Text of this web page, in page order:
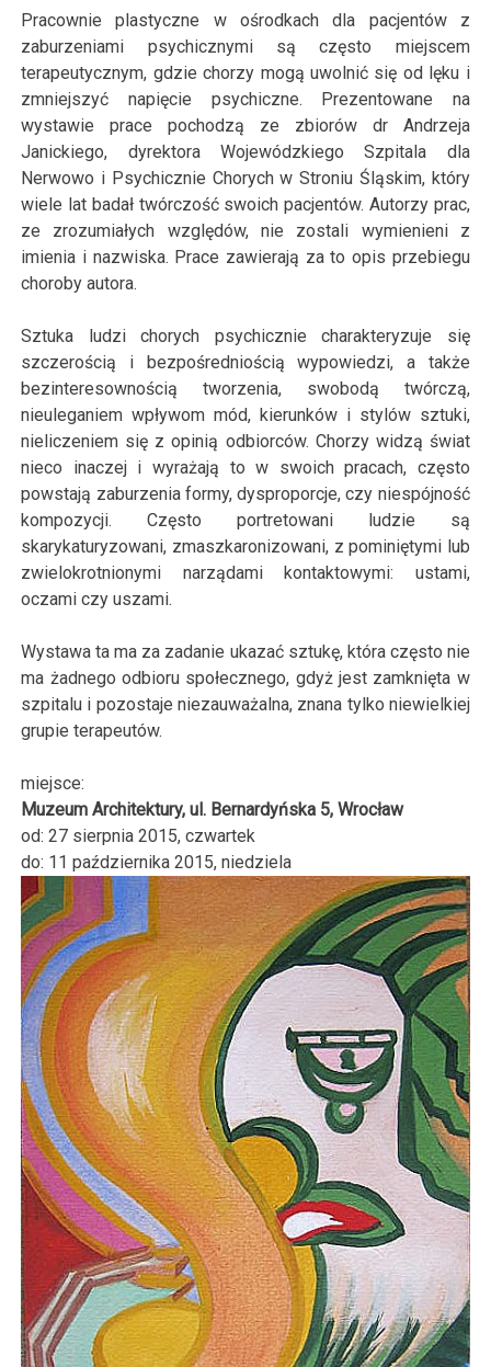
Pracownie plastyczne w ośrodkach dla pacjentów z
zaburzeniami psychicznymi są często miejscem
terapeutycznym, gdzie chorzy mogą uwolnić się od lęku i
zmniejszyć napięcie psychiczne. Prezentowane na
wystawie prace pochodzą ze zbiorów dr Andrzeja
Janickiego, dyrektora Wojewódzkiego Szpitala dla
Nerwowo i Psychicznie Chorych w Stroniu Śląskim, który
wiele lat badał twórczość swoich pacjentów. Autorzy prac,
ze zrozumiałych względów, nie zostali wymienieni z
imienia i nazwiska. Prace zawierają za to opis przebiegu
choroby autora.
Sztuka ludzi chorych psychicznie charakteryzuje się
szczerością i bezpośredniością wypowiedzi, a także
bezinteresownością tworzenia, swobodą twórczą,
nieuleganiem wpływom mód, kierunków i stylów sztuki,
nieliczeniem się z opinią odbiorców. Chorzy widzą świat
nieco inaczej i wyrażają to w swoich pracach, często
powstają zaburzenia formy, dysproporcje, czy niespójność
kompozycji. Często portretowani ludzie są
skarykaturyzowani, zmaszkaronizowani, z pominiętymi lub
zwielokrotnionymi narządami kontaktowymi: ustami,
oczami czy uszami.
Wystawa ta ma za zadanie ukazać sztukę, która często nie
ma żadnego odbioru społecznego, gdyż jest zamknięta w
szpitalu i pozostaje niezauważalna, znana tylko niewielkiej
grupie terapeutów.
miejsce:
Muzeum Architektury, ul. Bernardyńska 5, Wrocław
od: 27 sierpnia 2015,czwartek
do: 11 października 2015,niedziela